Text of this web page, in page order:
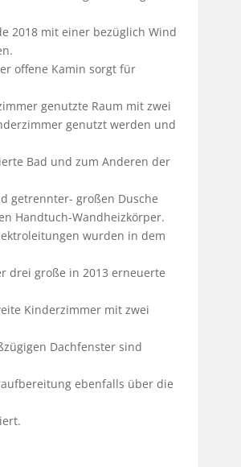
2018 mit einer bezüglich Wind
offene Kamin sorgt für
genutzte Raum mit zwei
genutzt werden und
Bad und zum Anderen der
getrennter- großen Dusche
Handtuch-Wandheizkörper.
wurden in dem
drei große in 2013 erneuerte
Kinderzimmer mit zwei
Dachfenster sind
ebenfalls über die